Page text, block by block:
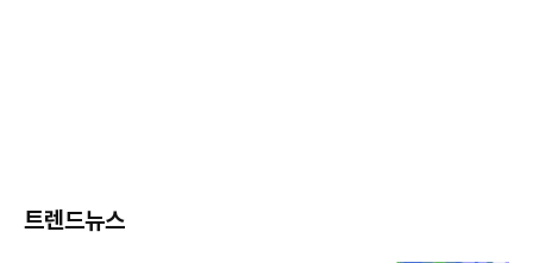
트렌드뉴스